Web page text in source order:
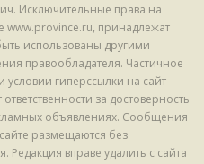
Исключительные права на
принадлежат
использованы другими
правообладателя. Частичное
гиперссылки на сайт
за достоверность
объявлениях. Сообщения
размещаются без
Редакция вправе удалить с сайта